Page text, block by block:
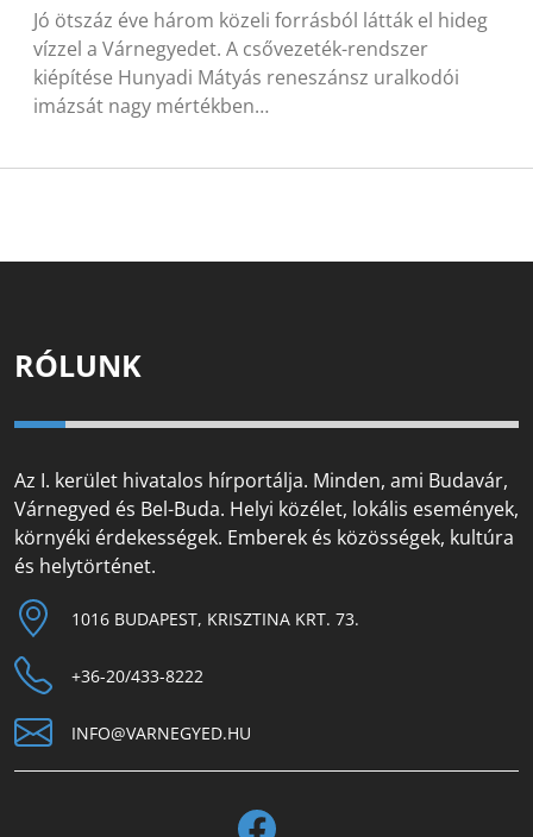
Jó ötszáz éve három közeli forrásból látták el hideg
vízzel a Várnegyedet. A csővezeték-rendszer
kiépítése Hunyadi Mátyás reneszánsz uralkodói
imázsát nagy mértékben…
RÓLUNK
Az I. kerület hivatalos hírportálja. Minden, ami Budavár,
Várnegyed és Bel-Buda. Helyi közélet, lokális események,
környéki érdekességek. Emberek és közösségek, kultúra
és helytörténet.
1016 BUDAPEST, KRISZTINA KRT. 73.
+36-20/433-8222
INFO@VARNEGYED.HU